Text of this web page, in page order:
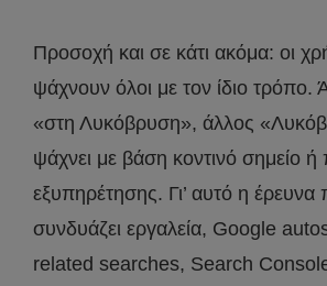
Προσοχή και σε κάτι ακόμα: οι
ψάχνουν όλοι με τον ίδιο τρόπο.
«στη Λυκόβρυση», άλλος
ψάχνει με βάση κοντινό σημείο ή
εξυπηρέτησης. Γι’ αυτό η έρευνα
συνδυάζει εργαλεία, Google
related searches, Search